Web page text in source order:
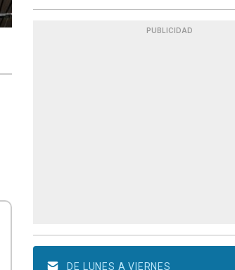
PUBLICIDAD
DE LUNES A VIERNES